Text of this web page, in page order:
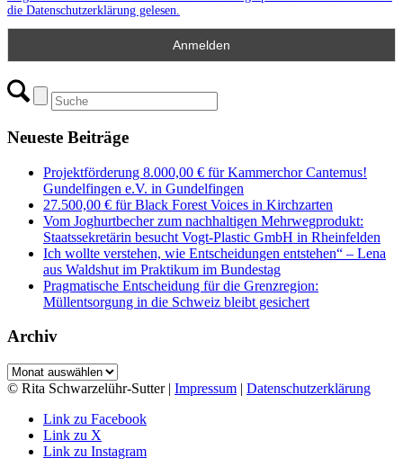
die Datenschutzerklärung gelesen.
Neueste Beiträge
Projektförderung 8.000,00 € für Kammerchor Cantemus!
Gundelfingen e.V. in Gundelfingen
27.500,00 € für Black Forest Voices in Kirchzarten
Vom Joghurtbecher zum nachhaltigen Mehrwegprodukt:
Staatssekretärin besucht Vogt-Plastic GmbH in Rheinfelden
Ich wollte verstehen, wie Entscheidungen entstehen“ – Lena
aus Waldshut im Praktikum im Bundestag
Pragmatische Entscheidung für die Grenzregion:
Müllentsorgung in die Schweiz bleibt gesichert
Archiv
Archiv
© Rita Schwarzelühr-Sutter | Impressum | Datenschutzerklärung
Link zu Facebook
Link zu X
Link zu Instagram